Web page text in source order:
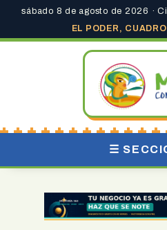
sábado 8 de agosto de 2026 ·
EL PODER,
☰